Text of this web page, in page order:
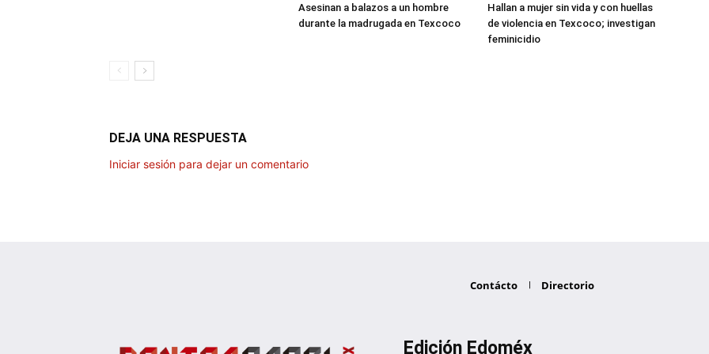
Asesinan a balazos a un hombre
durante la madrugada en Texcoco
Hallan a mujer sin vida y con huellas
de violencia en Texcoco; investigan
feminicidio
DEJA UNA RESPUESTA
Iniciar sesión para dejar un comentario
Contácto Directorio
Edición Edoméx